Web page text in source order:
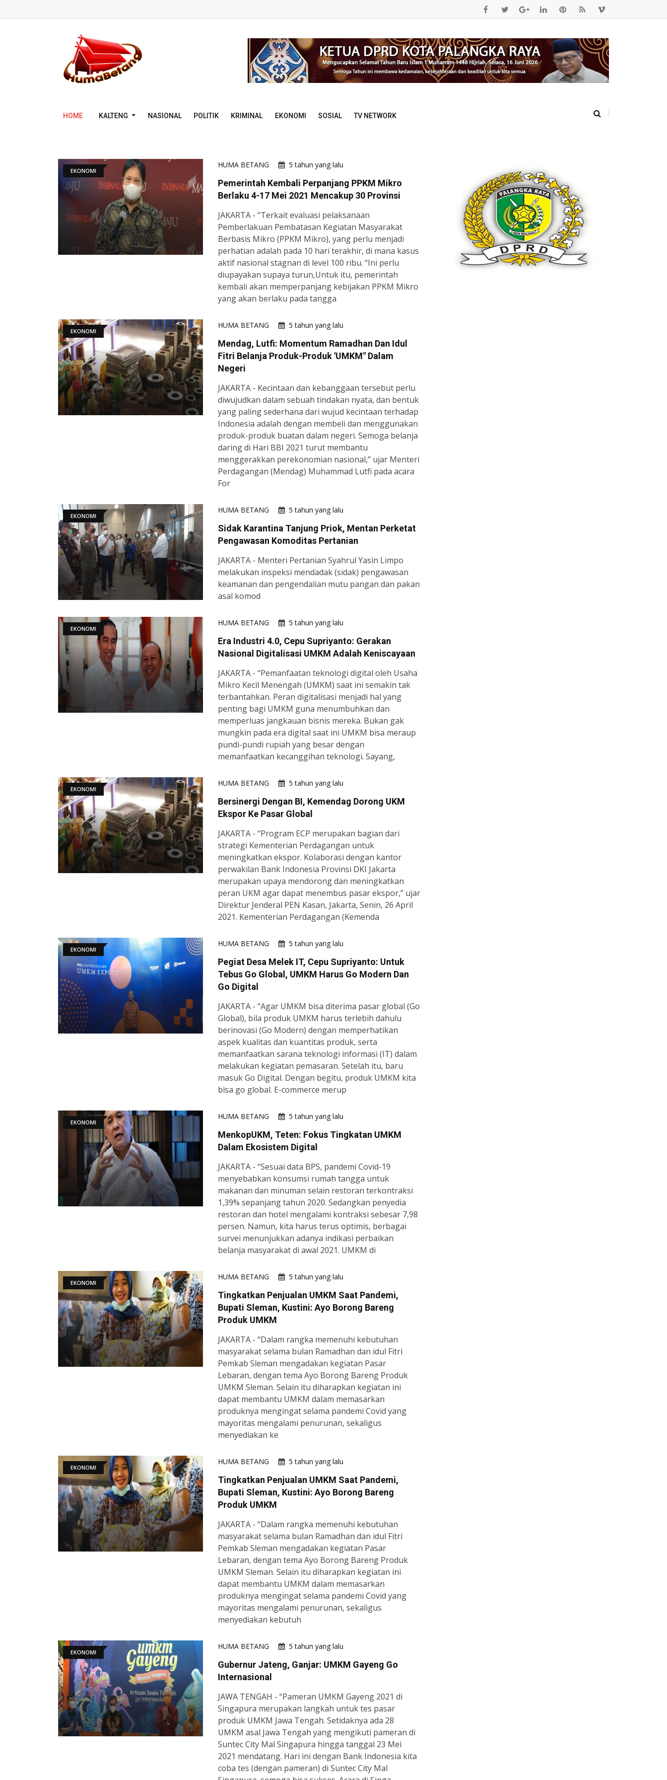
HOME KALTENG NASIONAL POLITIK KRIMINAL EKONOMI SOSIAL TV NETWORK
EKONOMI
HUMA BETANG 5 tahun yang lalu
Pemerintah Kembali Perpanjang PPKM Mikro
Berlaku 4-17 Mei 2021 Mencakup 30 Provinsi
JAKARTA - “Terkait evaluasi pelaksanaan
Pemberlakuan Pembatasan Kegiatan Masyarakat
Berbasis Mikro (PPKM Mikro), yang perlu menjadi
perhatian adalah pada 10 hari terakhir, di mana kasus
aktif nasional stagnan di level 100 ribu. “Ini perlu
diupayakan supaya turun,Untuk itu, pemerintah
kembali akan memperpanjang kebijakan PPKM Mikro
yang akan berlaku pada tangga
EKONOMI
HUMA BETANG 5 tahun yang lalu
Mendag, Lutfi: Momentum Ramadhan Dan Idul
Fitri Belanja Produk-Produk 'UMKM" Dalam
Negeri
JAKARTA - Kecintaan dan kebanggaan tersebut perlu
diwujudkan dalam sebuah tindakan nyata, dan bentuk
yang paling sederhana dari wujud kecintaan terhadap
Indonesia adalah dengan membeli dan menggunakan
produk-produk buatan dalam negeri. Semoga belanja
daring di Hari BBI 2021 turut membantu
menggerakkan perekonomian nasional,” ujar Menteri
Perdagangan (Mendag) Muhammad Lutfi pada acara
For
EKONOMI
HUMA BETANG 5 tahun yang lalu
Sidak Karantina Tanjung Priok, Mentan Perketat
Pengawasan Komoditas Pertanian
JAKARTA - Menteri Pertanian Syahrul Yasin Limpo
melakukan inspeksi mendadak (sidak) pengawasan
keamanan dan pengendalian mutu pangan dan pakan
asal komod
EKONOMI
HUMA BETANG 5 tahun yang lalu
Era Industri 4.0, Cepu Supriyanto: Gerakan
Nasional Digitalisasi UMKM Adalah Keniscayaan
JAKARTA - “Pemanfaatan teknologi digital oleh Usaha
Mikro Kecil Menengah (UMKM) saat ini semakin tak
terbantahkan. Peran digitalisasi menjadi hal yang
penting bagi UMKM guna menumbuhkan dan
memperluas jangkauan bisnis mereka. Bukan gak
mungkin pada era digital saat ini UMKM bisa meraup
pundi-pundi rupiah yang besar dengan
memanfaatkan kecanggihan teknologi. Sayang,
EKONOMI
HUMA BETANG 5 tahun yang lalu
Bersinergi Dengan BI, Kemendag Dorong UKM
Ekspor Ke Pasar Global
JAKARTA - “Program ECP merupakan bagian dari
strategi Kementerian Perdagangan untuk
meningkatkan ekspor. Kolaborasi dengan kantor
perwakilan Bank Indonesia Provinsi DKI Jakarta
merupakan upaya mendorong dan meningkatkan
peran UKM agar dapat menembus pasar ekspor,” ujar
Direktur Jenderal PEN Kasan, Jakarta, Senin, 26 April
2021. Kementerian Perdagangan (Kemenda
EKONOMI
HUMA BETANG 5 tahun yang lalu
Pegiat Desa Melek IT, Cepu Supriyanto: Untuk
Tebus Go Global, UMKM Harus Go Modern Dan
Go Digital
JAKARTA - “Agar UMKM bisa diterima pasar global (Go
Global), bila produk UMKM harus terlebih dahulu
berinovasi (Go Modern) dengan memperhatikan
aspek kualitas dan kuantitas produk, serta
memanfaatkan sarana teknologi informasi (IT) dalam
melakukan kegiatan pemasaran. Setelah itu, baru
masuk Go Digital. Dengan begitu, produk UMKM kita
bisa go global. E-commerce merup
EKONOMI
HUMA BETANG 5 tahun yang lalu
MenkopUKM, Teten: Fokus Tingkatan UMKM
Dalam Ekosistem Digital
JAKARTA - “Sesuai data BPS, pandemi Covid-19
menyebabkan konsumsi rumah tangga untuk
makanan dan minuman selain restoran terkontraksi
1,39% sepanjang tahun 2020. Sedangkan penyedia
restoran dan hotel mengalami kontraksi sebesar 7,98
persen. Namun, kita harus terus optimis, berbagai
survei menunjukkan adanya indikasi perbaikan
belanja masyarakat di awal 2021. UMKM di
EKONOMI
HUMA BETANG 5 tahun yang lalu
Tingkatkan Penjualan UMKM Saat Pandemi,
Bupati Sleman, Kustini: Ayo Borong Bareng
Produk UMKM
JAKARTA - “Dalam rangka memenuhi kebutuhan
masyarakat selama bulan Ramadhan dan idul Fitri
Pemkab Sleman mengadakan kegiatan Pasar
Lebaran, dengan tema Ayo Borong Bareng Produk
UMKM Sleman. Selain itu diharapkan kegiatan ini
dapat membantu UMKM dalam memasarkan
produknya mengingat selama pandemi Covid yang
mayoritas mengalami penurunan, sekaligus
menyediakan ke
EKONOMI
HUMA BETANG 5 tahun yang lalu
Tingkatkan Penjualan UMKM Saat Pandemi,
Bupati Sleman, Kustini: Ayo Borong Bareng
Produk UMKM
JAKARTA - “Dalam rangka memenuhi kebutuhan
masyarakat selama bulan Ramadhan dan idul Fitri
Pemkab Sleman mengadakan kegiatan Pasar
Lebaran, dengan tema Ayo Borong Bareng Produk
UMKM Sleman. Selain itu diharapkan kegiatan ini
dapat membantu UMKM dalam memasarkan
produknya mengingat selama pandemi Covid yang
mayoritas mengalami penurunan, sekaligus
menyediakan kebutuh
EKONOMI
HUMA BETANG 5 tahun yang lalu
Gubernur Jateng, Ganjar: UMKM Gayeng Go
Internasional
JAWA TENGAH - “Pameran UMKM Gayeng 2021 di
Singapura merupakan langkah untuk tes pasar
produk UMKM Jawa Tengah. Setidaknya ada 28
UMKM asal Jawa Tengah yang mengikuti pameran di
Suntec City Mal Singapura hingga tanggal 23 Mei
2021 mendatang. Hari ini dengan Bank Indonesia kita
coba tes (dengan pameran) di Suntec City Mal